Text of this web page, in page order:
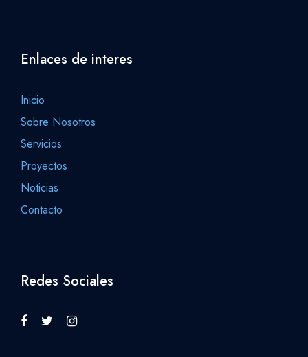
Enlaces de interes
Inicio
Sobre Nosotros
Servicios
Proyectos
Noticias
Contacto
Redes Sociales